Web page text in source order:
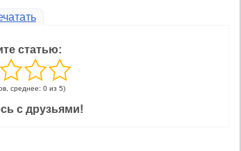
статью:
среднее: 0 из 5)
с друзьями!